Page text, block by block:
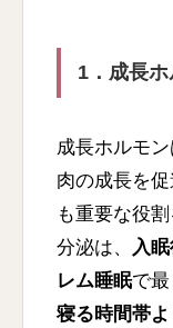
1．成長
成長ホルモ
肉の成長を
も重要な役
分泌は、
入
レム睡眠で最
寝る時間帯